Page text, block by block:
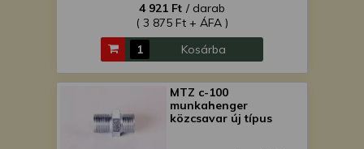
4 921 Ft / darab
( 3 875 Ft + ÁFA )
Kosárba
MTZ c-100
munkahenger
közcsavar új típus